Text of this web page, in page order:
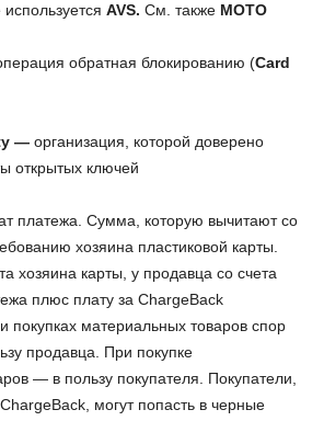
AVS. См. также MOTO
обратная блокированию (Card
— организация, которой доверено
открытых ключей
платежа. Сумма, которую вычитают со
хозяина пластиковой карты.
хозяина карты, у продавца со счета
плюс плату за ChargeBack
покупках материальных товаров спор
продавца. При покупке
— в пользу покупателя. Покупатели,
могут попасть в черные